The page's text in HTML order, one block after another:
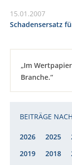
15.01.2007
Schadensersatz
„Im
Branche.“
BEITRÄGE
2026 2025
2019
2018